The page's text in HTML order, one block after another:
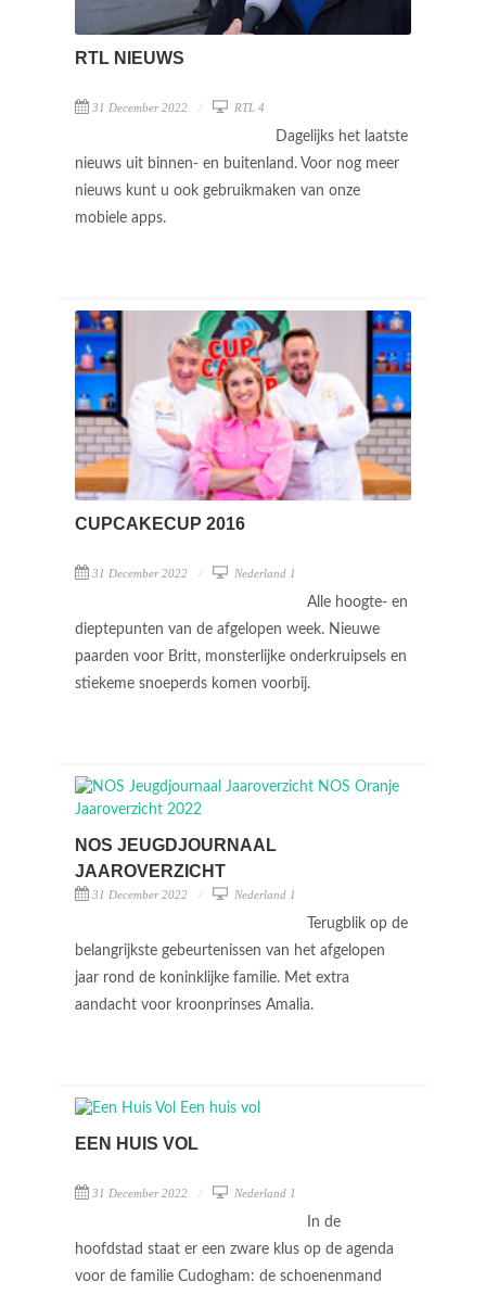
RTL NIEUWS
31 December 2022 RTL 4
Dagelijks het laatste
nieuws uit binnen- en buitenland. Voor nog meer
nieuws kunt u ook gebruikmaken van onze
mobiele apps.
CUPCAKECUP 2016
31 December 2022 Nederland 1
Alle hoogte- en
dieptepunten van de afgelopen week. Nieuwe
paarden voor Britt, monsterlijke onderkruipsels en
stiekeme snoeperds komen voorbij.
NOS JEUGDJOURNAAL
JAAROVERZICHT
31 December 2022 Nederland 1
Terugblik op de
belangrijkste gebeurtenissen van het afgelopen
jaar rond de koninklijke familie. Met extra
aandacht voor kroonprinses Amalia.
EEN HUIS VOL
31 December 2022 Nederland 1
In de
hoofdstad staat er een zware klus op de agenda
voor de familie Cudogham: de schoenenmand